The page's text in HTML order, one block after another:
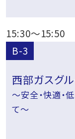
15:30～15:50
B-3
西部ガスグ
～安全・快適・
て～